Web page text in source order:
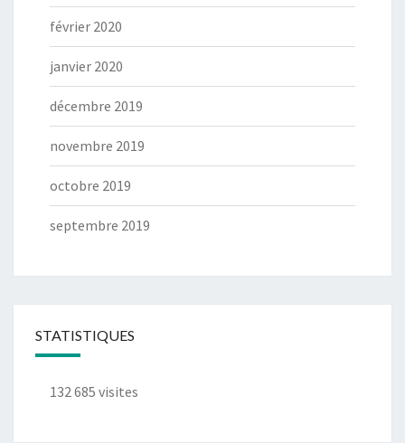
février 2020
janvier 2020
décembre 2019
novembre 2019
octobre 2019
septembre 2019
STATISTIQUES
132 685 visites